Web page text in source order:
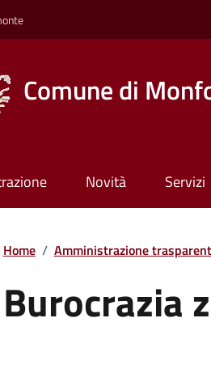
Comune di
Novità Servizi
Home / Amministrazione
Burocrazia